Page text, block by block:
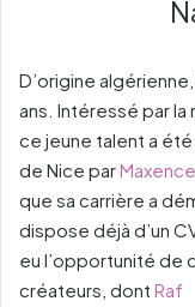
D’origine
ans. Intéressé par la
ce jeune talent a
de Nice par
que sa carrière a
dispose déjà d’un
eu l’opportunité de
créateurs, dont Raf